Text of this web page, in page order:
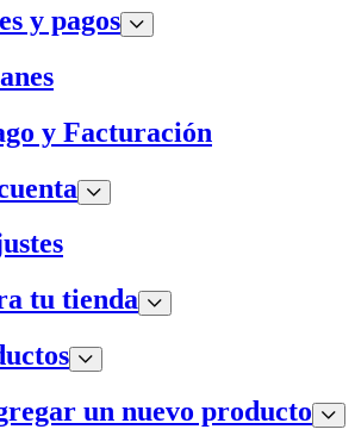
y pagos
y Facturación
tu tienda
un nuevo producto